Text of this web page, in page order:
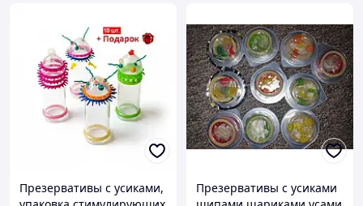
Презервативы с усиками, Презервативы с усиками